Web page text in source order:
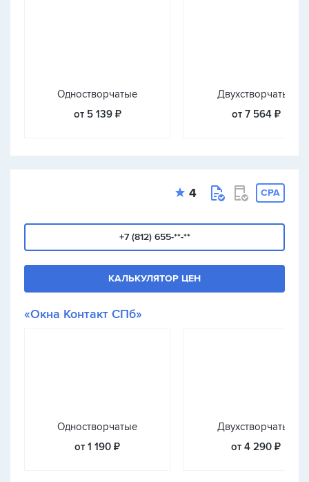
Одностворчатые
от 5 139 ₽
Двухстворчатые
от 7 564 ₽
4 CPA
+7 (812) 655-**-**
КАЛЬКУЛЯТОР ЦЕН
«Окна Контакт СПб»
Одностворчатые
от 1 190 ₽
Двухстворчатые
от 4 290 ₽